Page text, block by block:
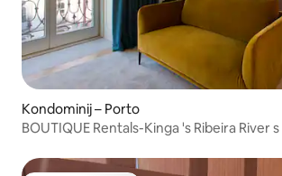
Kondominij – Porto
BOUTIQUE Rentals-Kinga 's Ribeira River